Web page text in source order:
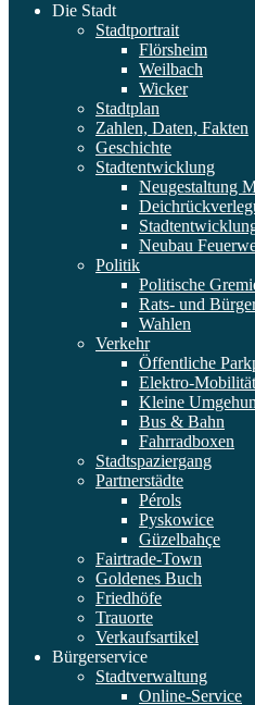
Die Stadt
Stadtportrait
Flörsheim
Weilbach
Wicker
Stadtplan
Zahlen, Daten, Fakten
Geschichte
Stadtentwicklung
Neugestaltung
Neubau
Politik
Politische
Rats- und
Wahlen
Verkehr
Öffentliche
Elektro-Mobilität
Kleine
Bus & Bahn
Fahrradboxen
Stadtspaziergang
Partnerstädte
Pérols
Pyskowice
Güzelbahçe
Fairtrade-Town
Goldenes Buch
Friedhöfe
Trauorte
Verkaufsartikel
Bürgerservice
Stadtverwaltung
Online-Service